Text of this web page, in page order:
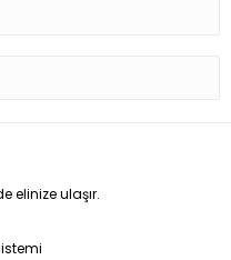
elinize ulaşır.